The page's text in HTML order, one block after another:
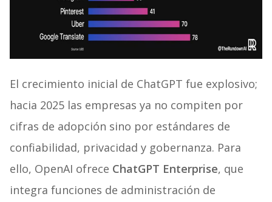
El crecimiento inicial de ChatGPT fue explosivo;
hacia 2025 las empresas ya no compiten por
cifras de adopción sino por estándares de
confiabilidad, privacidad y gobernanza. Para
ello, OpenAI ofrece ChatGPT Enterprise, que
integra funciones de administración de